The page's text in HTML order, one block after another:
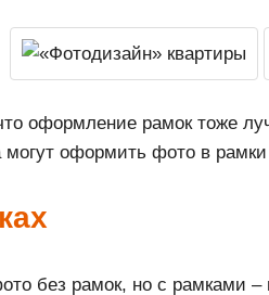
оформление рамок тоже
могут оформить фото в
без рамок, но с рамками